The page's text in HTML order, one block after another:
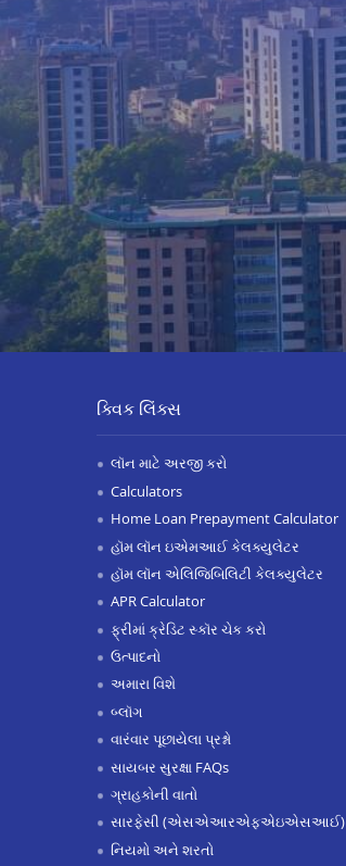
ક્વિક લિંક્સ
લૉન માટે અરજી કરો
Calculators
Home Loan Prepayment Calculator
હૉમ લૉન ઇએમઆઈ કેલક્યુલેટર
હૉમ લૉન એલિજિબિલિટી કેલક્યુલેટર
APR Calculator
ફ્રીમાં ક્રેડિટ સ્કૉર ચેક કરો
ઉત્પાદનો
અમારા વિશે
બ્લૉગ
વારંવાર પૂછાયેલા પ્રશ્નો
સાયબર સુરક્ષા FAQs
ગ્રાહકોની વાતો
સારફેસી (એસએઆરએફએઇએસઆઈ)
નિયમો અને શરતો